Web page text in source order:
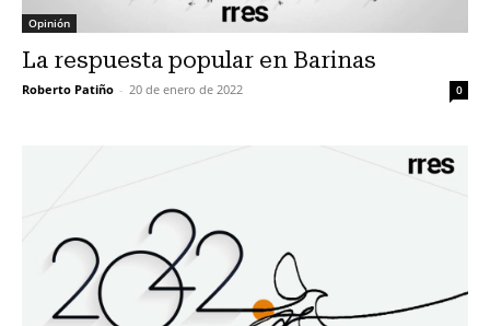
Opinión
La respuesta popular en Barinas
Roberto Patiño - 20 de enero de 2022 0